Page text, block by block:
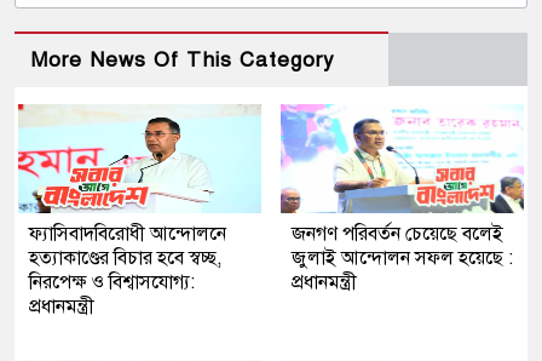
More News Of This Category
ফ্যাসিবাদবিরোধী আন্দোলনে
হত্যাকাণ্ডের বিচার হবে স্বচ্ছ,
নিরপেক্ষ ও বিশ্বাসযোগ্য:
প্রধানমন্ত্রী
জনগণ পরিবর্তন চেয়েছে বলেই
জুলাই আন্দোলন সফল হয়েছে :
প্রধানমন্ত্রী